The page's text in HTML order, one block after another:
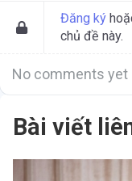
Đăng ký
chủ đề này.
No comments yet
Bài viết